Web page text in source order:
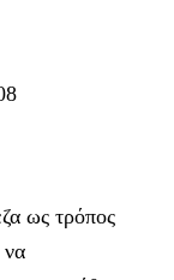
ως τρόπος
να